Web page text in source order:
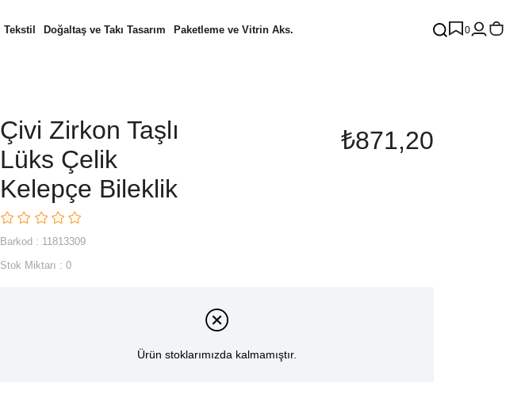
Tekstil Doğaltaş ve Takı Tasarım Paketleme ve Vitrin Aks. 0
Çivi Zirkon Taşlı
Lüks Çelik
Kelepçe Bileklik
₺871,20
Barkod : 11813309
Stok Miktarı : 0
Ürün stoklarımızda kalmamıştır.